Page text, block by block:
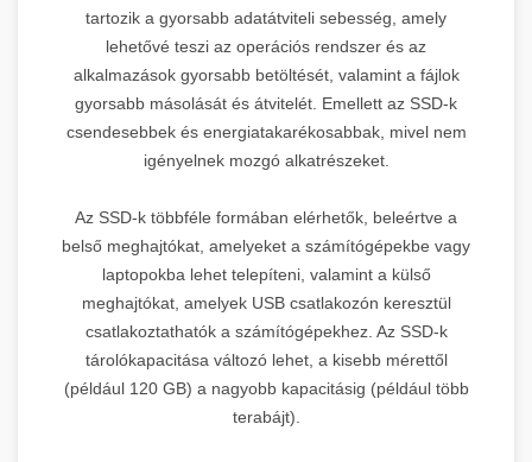
tartozik a gyorsabb adatátviteli sebesség, amely
lehetővé teszi az operációs rendszer és az
alkalmazások gyorsabb betöltését, valamint a fájlok
gyorsabb másolását és átvitelét. Emellett az SSD-k
csendesebbek és energiatakarékosabbak, mivel nem
igényelnek mozgó alkatrészeket.
Az SSD-k többféle formában elérhetők, beleértve a
belső meghajtókat, amelyeket a számítógépekbe vagy
laptopokba lehet telepíteni, valamint a külső
meghajtókat, amelyek USB csatlakozón keresztül
csatlakoztathatók a számítógépekhez. Az SSD-k
tárolókapacitása változó lehet, a kisebb mérettől
(például 120 GB) a nagyobb kapacitásig (például több
terabájt).